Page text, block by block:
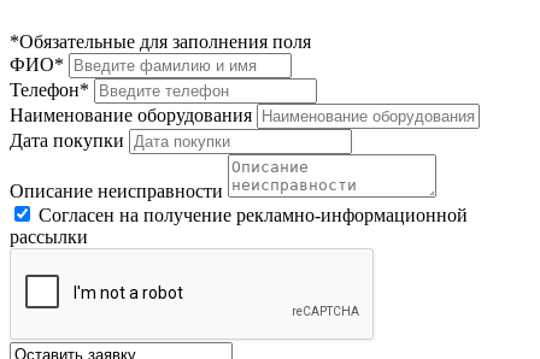
*Обязательные для заполнения поля
ФИО*
Телефон*
Наименование оборудования
Дата покупки
Описание неисправности
Согласен на получение рекламно-информационной
рассылки